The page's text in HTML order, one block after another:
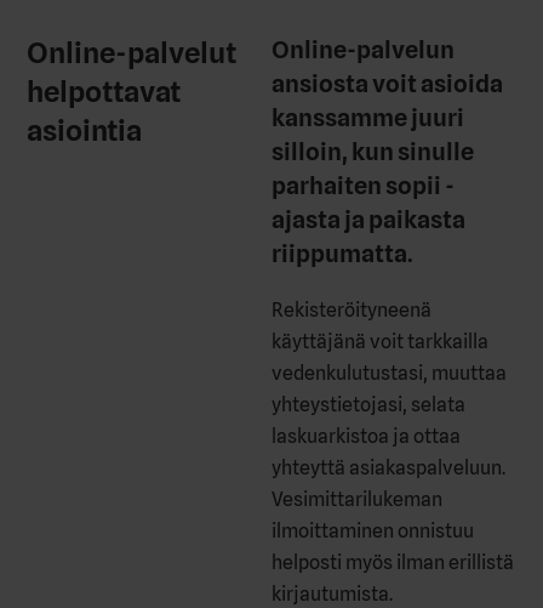
Online-palvelut
helpottavat
asiointia
Online-palvelun
ansiosta voit asioida
kanssamme juuri
silloin, kun sinulle
parhaiten sopii -
ajasta ja paikasta
riippumatta.
Rekisteröityneenä
käyttäjänä voit tarkkailla
vedenkulutustasi, muuttaa
yhteystietojasi, selata
laskuarkistoa ja ottaa
yhteyttä asiakaspalveluun.
Vesimittarilukeman
ilmoittaminen onnistuu
helposti myös ilman erillistä
kirjautumista.